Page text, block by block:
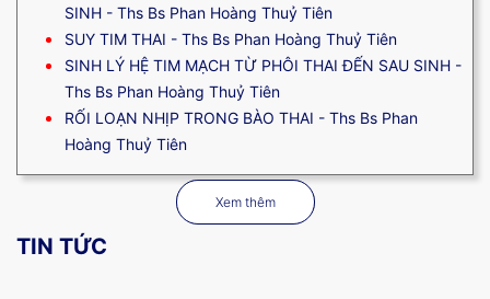
Xem thêm
SINH - Ths Bs Phan Hoàng Thuỷ Tiên
SUY TIM THAI - Ths Bs Phan Hoàng Thuỷ Tiên
SINH LÝ HỆ TIM MẠCH TỪ PHÔI THAI ĐẾN SAU SINH -
Ths Bs Phan Hoàng Thuỷ Tiên
RỐI LOẠN NHỊP TRONG BÀO THAI - Ths Bs Phan
Hoàng Thuỷ Tiên
Xem thêm
TIN TỨC